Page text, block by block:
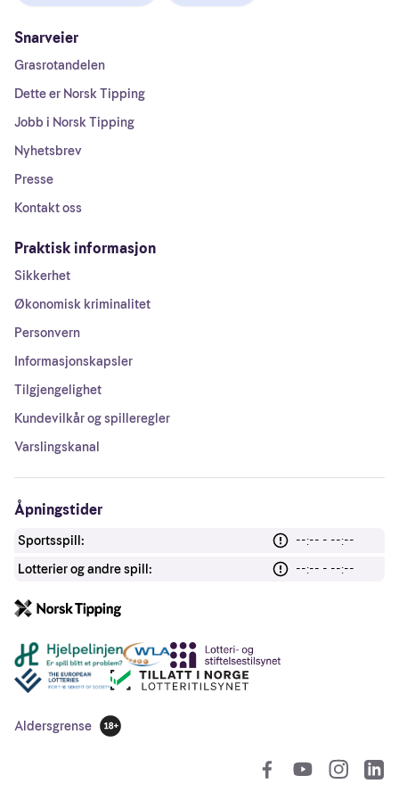
Snarveier
Grasrotandelen
Dette er Norsk Tipping
Jobb i Norsk Tipping
Nyhetsbrev
Presse
Kontakt oss
Praktisk informasjon
Sikkerhet
Økonomisk kriminalitet
Personvern
Informasjonskapsler
Tilgjengelighet
Kundevilkår og spilleregler
Varslingskanal
Åpningstider
Sportsspill:
--:-- - --:--
Lotterier og andre spill:
--:-- - --:--
Andre lenker
Aldersgrense
18 år